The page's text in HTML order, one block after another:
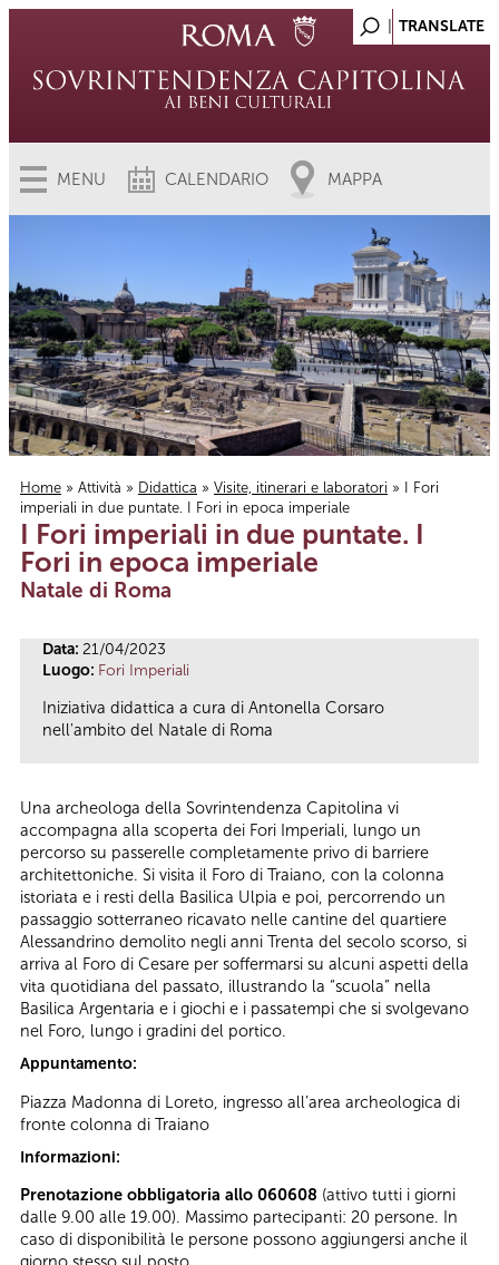
MENU CALENDARIO MAPPA
Tu sei qui
Home » Attività » Didattica » Visite, itinerari e laboratori » I Fori
imperiali in due puntate. I Fori in epoca imperiale
I Fori imperiali in due puntate. I
Fori in epoca imperiale
Natale di Roma
Data: 21/04/2023
Luogo: Fori Imperiali
Iniziativa didattica a cura di Antonella Corsaro
nell'ambito del Natale di Roma
Una archeologa della Sovrintendenza Capitolina vi
accompagna alla scoperta dei Fori Imperiali, lungo un
percorso su passerelle completamente privo di barriere
architettoniche. Si visita il Foro di Traiano, con la colonna
istoriata e i resti della Basilica Ulpia e poi, percorrendo un
passaggio sotterraneo ricavato nelle cantine del quartiere
Alessandrino demolito negli anni Trenta del secolo scorso, si
arriva al Foro di Cesare per soffermarsi su alcuni aspetti della
vita quotidiana del passato, illustrando la “scuola” nella
Basilica Argentaria e i giochi e i passatempi che si svolgevano
nel Foro, lungo i gradini del portico.
Appuntamento:
Piazza Madonna di Loreto, ingresso all’area archeologica di
fronte colonna di Traiano
Informazioni:
Prenotazione obbligatoria allo 060608 (attivo tutti i giorni
dalle 9.00 alle 19.00). Massimo partecipanti: 20 persone. In
caso di disponibilità le persone possono aggiungersi anche il